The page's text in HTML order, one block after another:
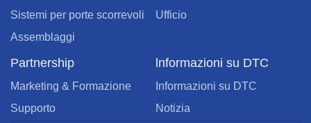
Sistemi per porte scorrevoli
Assemblaggi
Ufficio
Partnership
Marketing & Formazione
Supporto
lnformazioni su DTC
Informazioni su DTC
Notizia